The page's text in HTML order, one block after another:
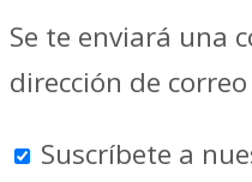
Se te enviará una
dirección de
Suscríbete a